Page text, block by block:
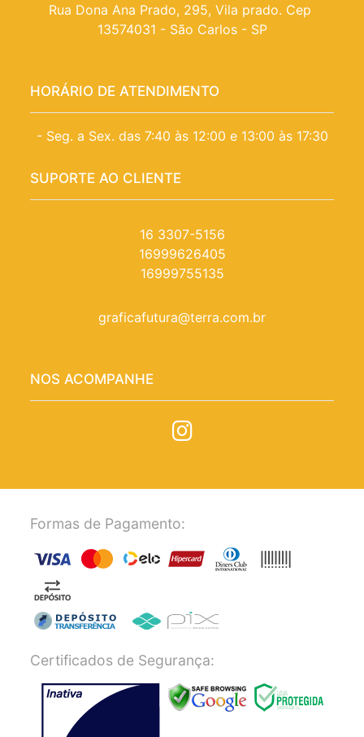
Rua Dona Ana Prado, 295, Vila prado. Cep
13574031 - São Carlos - SP
HORÁRIO DE ATENDIMENTO
- Seg. a Sex. das 7:40 às 12:00 e 13:00 às 17:30
SUPORTE AO CLIENTE
16 3307-5156
16999626405
16999755135
graficafutura@terra.com.br
NOS ACOMPANHE
Formas de Pagamento:
Certificados de Segurança: